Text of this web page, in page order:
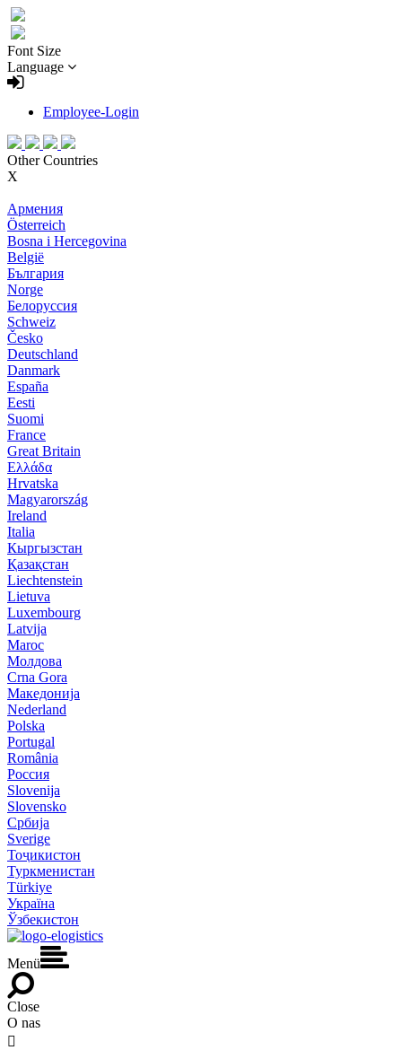
Font Size
Language
Employee-Login
Other Countries
X
Армения
Österreich
Bosna i Hercegovina
België
България
Norge
Белоруссия
Schweiz
Česko
Deutschland
Danmark
España
Eesti
Suomi
France
Great Britain
Ελλάδα
Hrvatska
Magyarország
Ireland
Italia
Кыргызстан
Қазақстан
Liechtenstein
Lietuva
Luxembourg
Latvija
Maroc
Молдова
Crna Gora
Македонија
Nederland
Polska
Portugal
România
Россия
Slovenija
Slovensko
Србија
Sverige
Тоҷикистон
Туркменистан
Türkiye
Україна
Ўзбекистон
Menü
Close
O nas
